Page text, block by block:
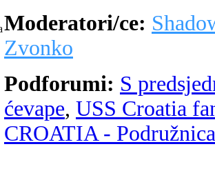
Moderatori/ce:
Zvonko
Podforumi: S
ćevape, USS Croatia
CROATIA -